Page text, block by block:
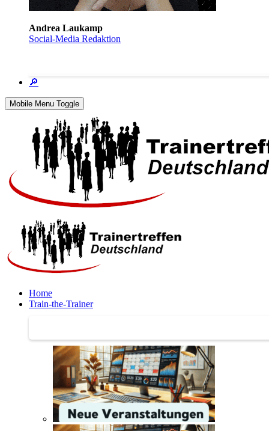
Andrea Laukamp
Social-Media Redaktion
🔎
Mobile Menu Toggle
Home
Train-the-Trainer